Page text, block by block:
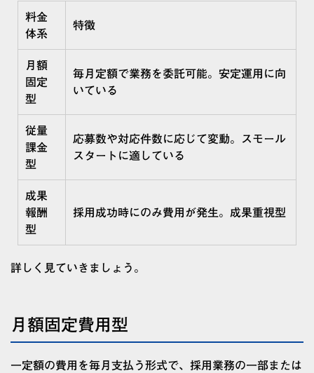
料金
体系
特徴
月額
固定
型
毎月定額で業務を委託可能。安定運用に向
いている
従量
課金
型
応募数や対応件数に応じて変動。スモール
スタートに適している
成果
報酬
型
採用成功時にのみ費用が発生。成果重視型
詳しく見ていきましょう。
月額固定費用型
一定額の費用を毎月支払う形式で、採用業務の一部または